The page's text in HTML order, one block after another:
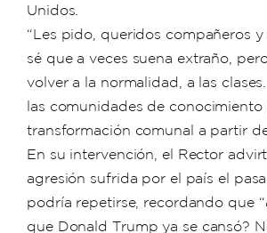
Unidos.
“Les pido, queridos compañeros y
sé que a veces suena extraño,
volver a la normalidad, a las
las comunidades de conocimiento
transformación comunal a partir
En su intervención, el Rector
agresión sufrida por el país el
podría repetirse, recordando que
que Donald Trump ya se cansó?